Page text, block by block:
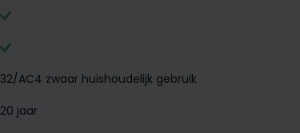
32/AC4 zwaar huishoudelijk gebruik
20 jaar